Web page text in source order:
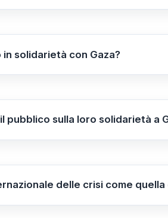
partecipando alle
solidarietà con Gaza?
la loro unità e
pubblico sulla loro solidarietà a
ufficiali e canali social come
delle crisi come quella
sindacale e sociale nella